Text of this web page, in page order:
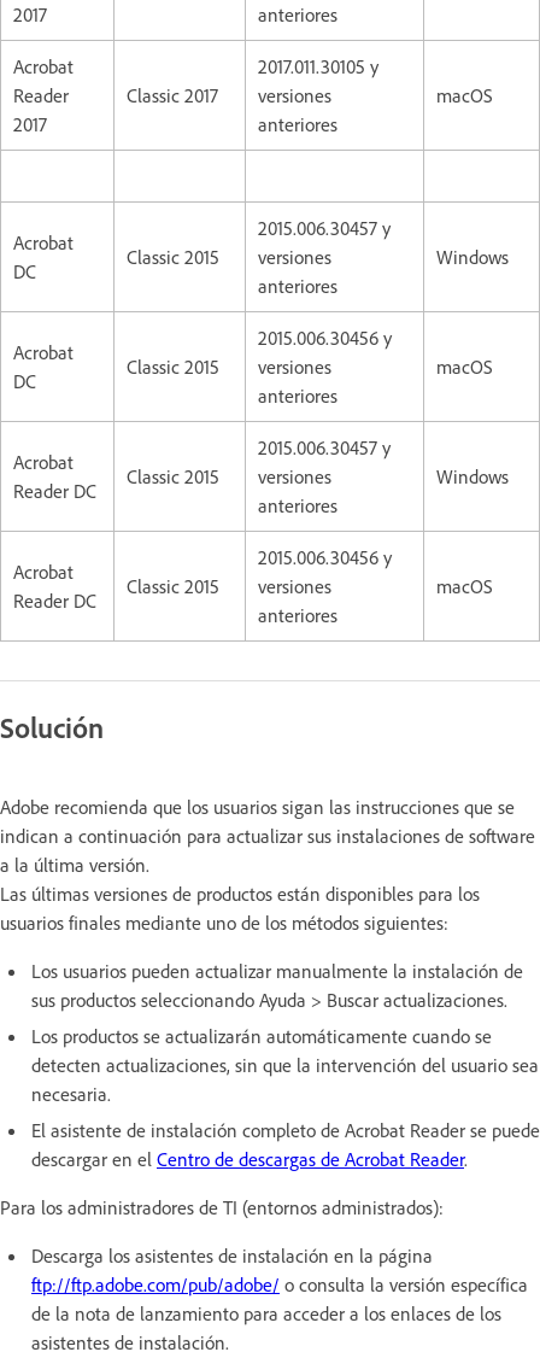
2017
anteriores
Acrobat
Reader
2017
Classic 2017
2017.011.30105 y
versiones
anteriores
macOS
Acrobat
DC
Classic 2015
2015.006.30457 y
versiones
anteriores
Windows
Acrobat
DC
Classic 2015
2015.006.30456 y
versiones
anteriores
macOS
Acrobat
Reader DC
Classic 2015
2015.006.30457 y
versiones
anteriores
Windows
Acrobat
Reader DC
Classic 2015
2015.006.30456 y
versiones
anteriores
macOS
Solución
Adobe recomienda que los usuarios sigan las instrucciones que se
indican a continuación para actualizar sus instalaciones de software
a la última versión.
Las últimas versiones de productos están disponibles para los
usuarios finales mediante uno de los métodos siguientes:
Los usuarios pueden actualizar manualmente la instalación de
sus productos seleccionando Ayuda > Buscar actualizaciones.
Los productos se actualizarán automáticamente cuando se
detecten actualizaciones, sin que la intervención del usuario sea
necesaria.
El asistente de instalación completo de Acrobat Reader se puede
descargar en el Centro de descargas de Acrobat Reader.
Para los administradores de TI (entornos administrados):
Descarga los asistentes de instalación en la página
ftp://ftp.adobe.com/pub/adobe/ o consulta la versión específica
de la nota de lanzamiento para acceder a los enlaces de los
asistentes de instalación.